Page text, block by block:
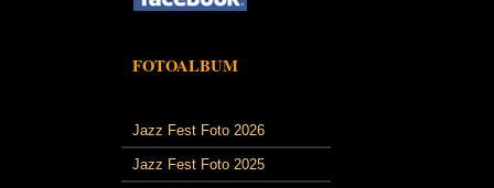
FOTOALBUM
Jazz Fest Foto 2026
Jazz Fest Foto 2025